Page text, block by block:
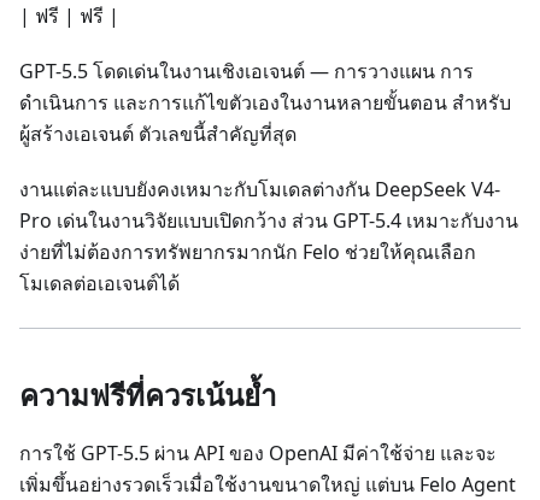
| ฟรี | ฟรี |
GPT-5.5 โดดเด่นในงานเชิงเอเจนต์ — การวางแผน การ
ดำเนินการ และการแก้ไขตัวเองในงานหลายขั้นตอน สำหรับ
ผู้สร้างเอเจนต์ ตัวเลขนี้สำคัญที่สุด
งานแต่ละแบบยังคงเหมาะกับโมเดลต่างกัน DeepSeek V4-
Pro เด่นในงานวิจัยแบบเปิดกว้าง ส่วน GPT-5.4 เหมาะกับงาน
ง่ายที่ไม่ต้องการทรัพยากรมากนัก Felo ช่วยให้คุณเลือก
โมเดลต่อเอเจนต์ได้
ความฟรีที่ควรเน้นย้ำ
การใช้ GPT-5.5 ผ่าน API ของ OpenAI มีค่าใช้จ่าย และจะ
เพิ่มขึ้นอย่างรวดเร็วเมื่อใช้งานขนาดใหญ่ แต่บน Felo Agent